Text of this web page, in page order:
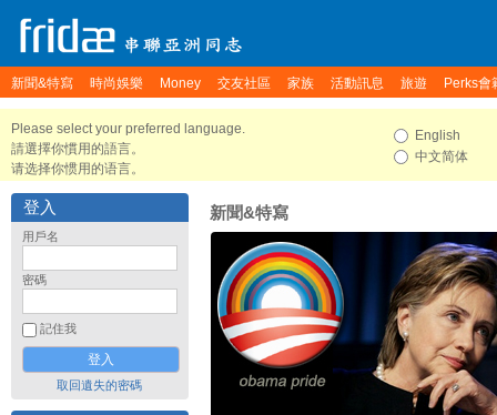
新聞&特寫 時尚娛樂 Money 交友社區 家族 活動訊息 旅遊 Perks會
Please select your preferred language.
請選擇你慣用的語言。
请选择你惯用的语言。
English
中文简体
登入
用戶名
密碼
記住我
取回遺失的密碼
新聞&特寫